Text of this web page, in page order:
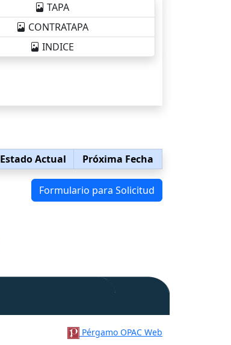
TAPA
CONTRATAPA
INDICE
Estado Actual Próxima Fecha
Formulario para Solicitud
Pérgamo OPAC Web